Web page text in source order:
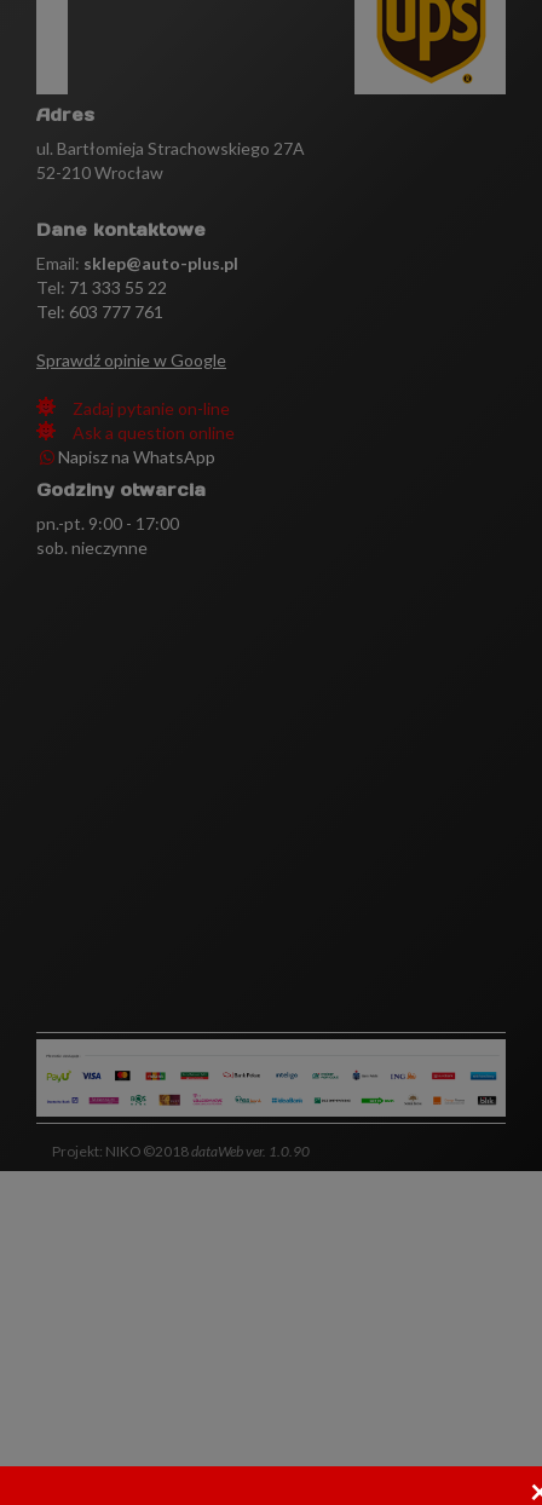
Adres
ul. Bartłomieja Strachowskiego 27A
52-210 Wrocław
Dane kontaktowe
Email: sklep@auto-plus.pl
Tel: 71 333 55 22
Tel: 603 777 761
Sprawdź opinie w Google
Zadaj pytanie on-line
Ask a question online
Napisz na WhatsApp
Godziny otwarcia
pn.-pt. 9:00 - 17:00
sob. nieczynne
Projekt: NIKO ©2018dataWeb ver. 1.0.90